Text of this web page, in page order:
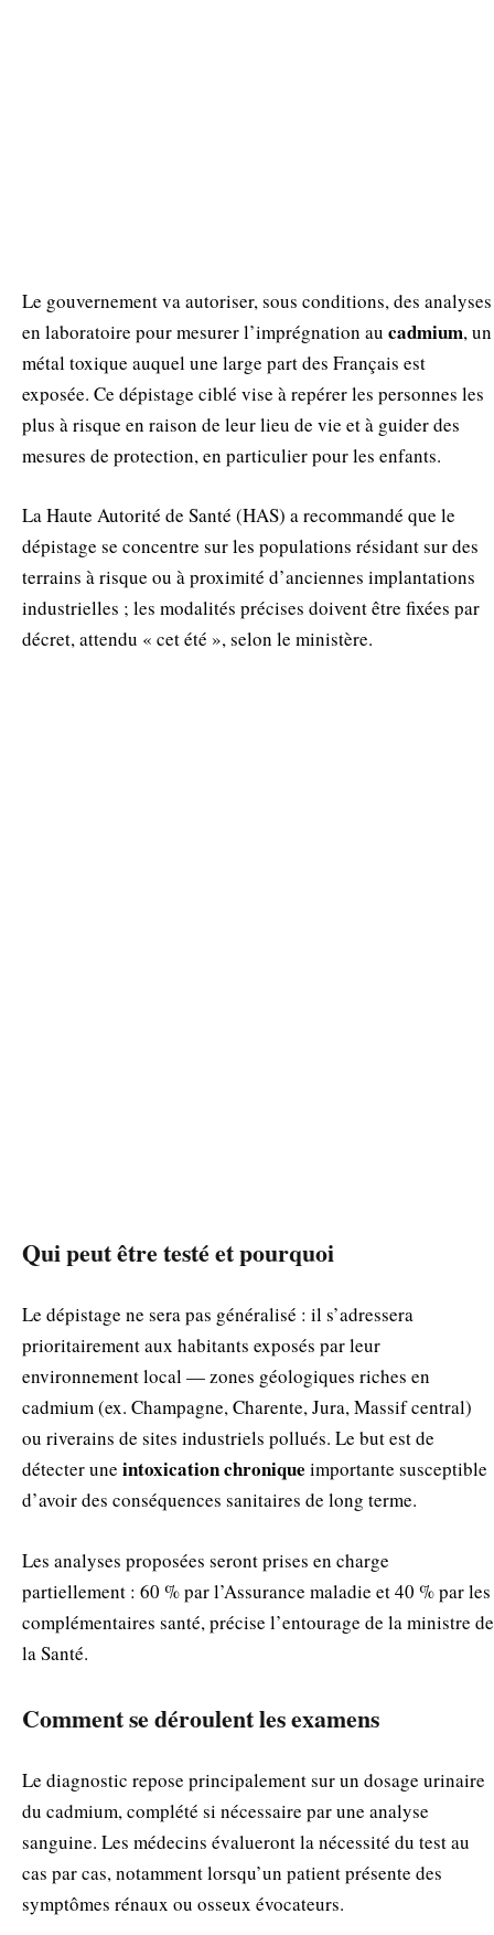
Le gouvernement va autoriser, sous conditions, des analyses
en laboratoire pour mesurer l’imprégnation au cadmium, un
métal toxique auquel une large part des Français est
exposée. Ce dépistage ciblé vise à repérer les personnes les
plus à risque en raison de leur lieu de vie et à guider des
mesures de protection, en particulier pour les enfants.
La Haute Autorité de Santé (HAS) a recommandé que le
dépistage se concentre sur les populations résidant sur des
terrains à risque ou à proximité d’anciennes implantations
industrielles ; les modalités précises doivent être fixées par
décret, attendu « cet été », selon le ministère.
Qui peut être testé et pourquoi
Le dépistage ne sera pas généralisé : il s’adressera
prioritairement aux habitants exposés par leur
environnement local — zones géologiques riches en
cadmium (ex. Champagne, Charente, Jura, Massif central)
ou riverains de sites industriels pollués. Le but est de
détecter une intoxication chronique importante susceptible
d’avoir des conséquences sanitaires de long terme.
Les analyses proposées seront prises en charge
partiellement : 60 % par l’Assurance maladie et 40 % par les
complémentaires santé, précise l’entourage de la ministre de
la Santé.
Comment se déroulent les examens
Le diagnostic repose principalement sur un dosage urinaire
du cadmium, complété si nécessaire par une analyse
sanguine. Les médecins évalueront la nécessité du test au
cas par cas, notamment lorsqu’un patient présente des
symptômes rénaux ou osseux évocateurs.